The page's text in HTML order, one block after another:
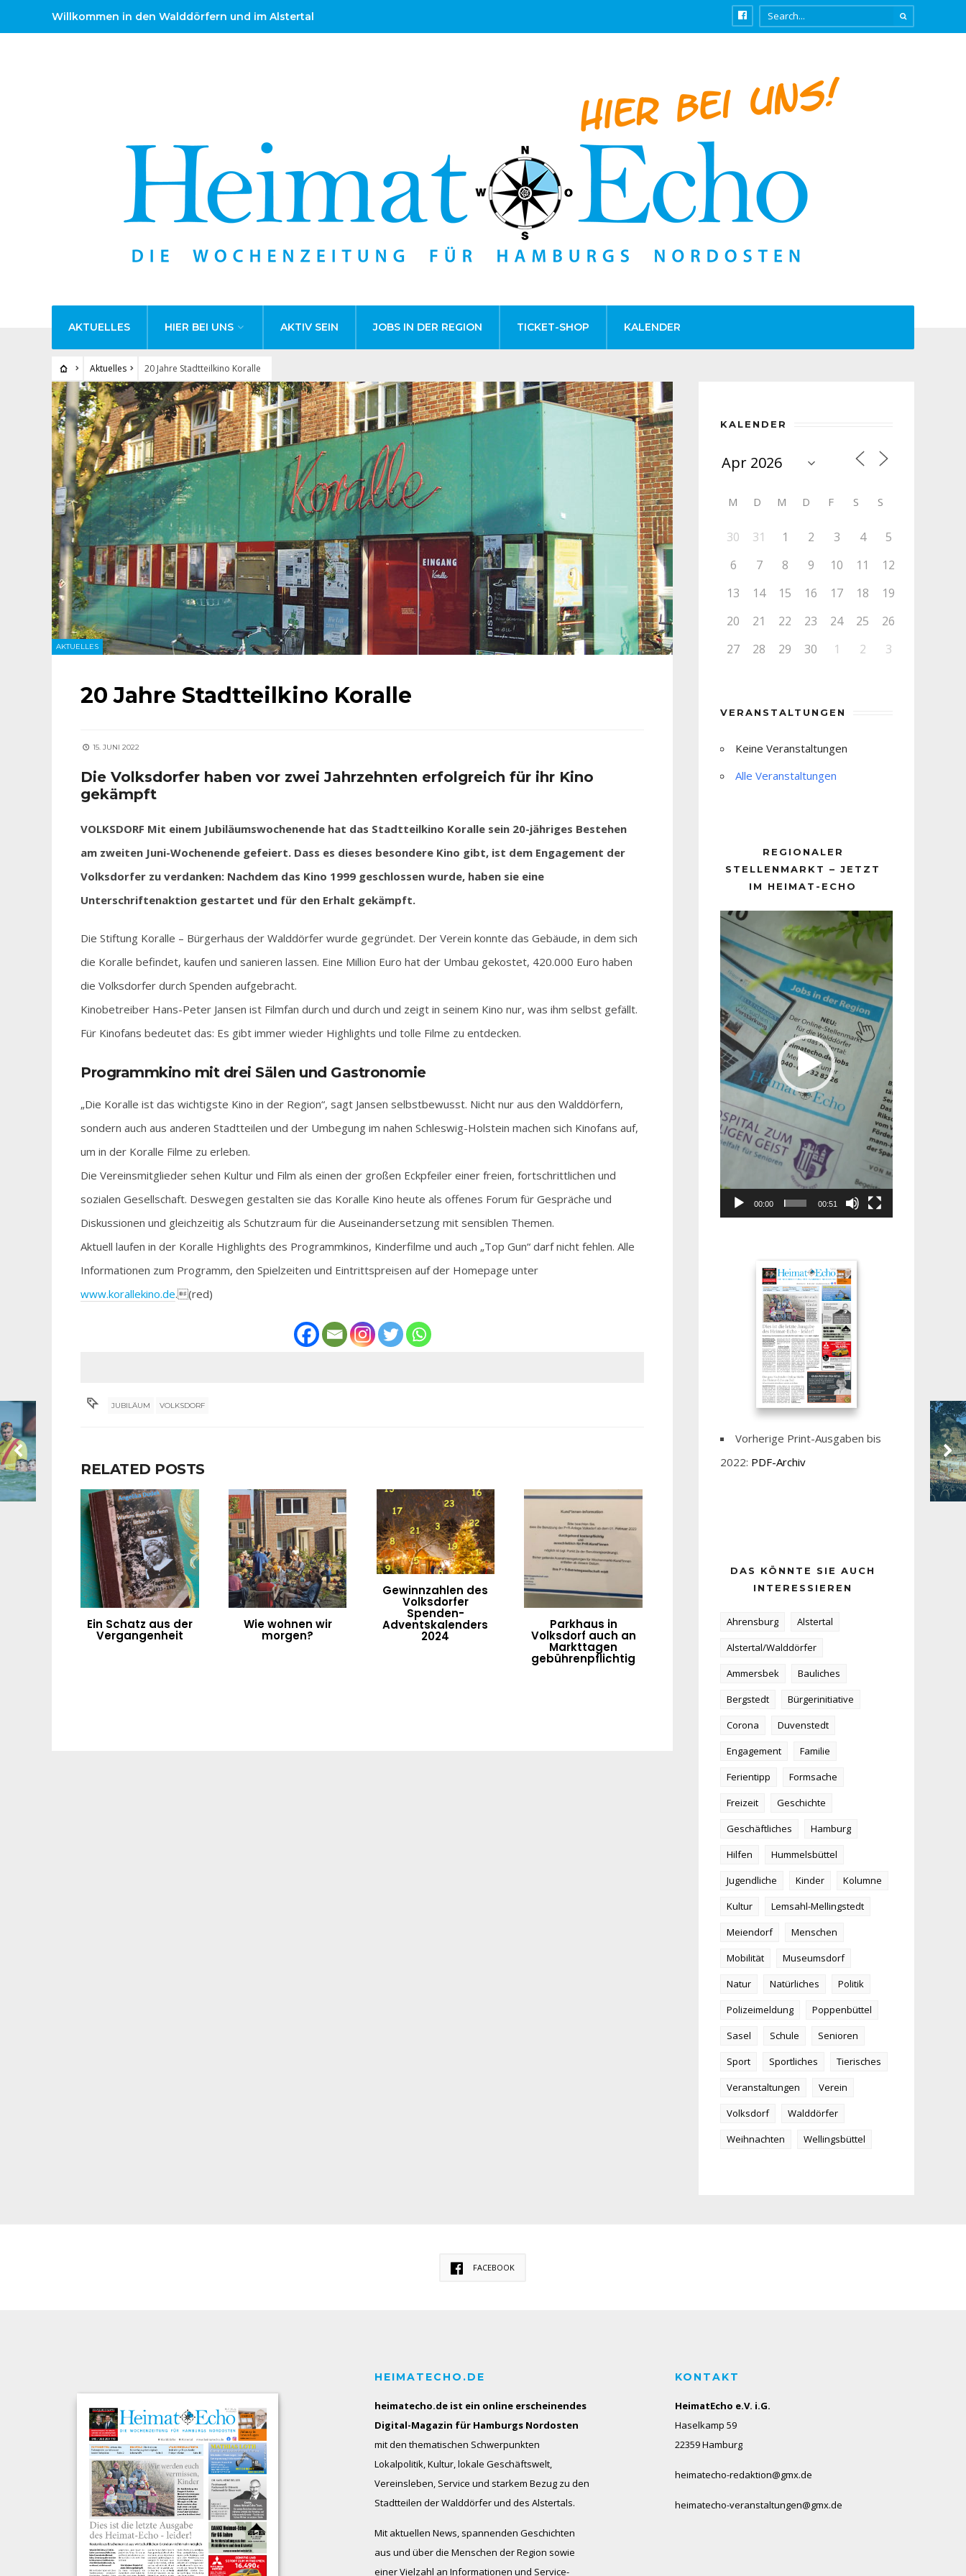
Willkommen in den Walddörfern und im Alstertal
AKTUELLES HIER BEI UNS AKTIV SEIN JOBS IN DER REGION TICKET-SHOP KALENDER
Aktuelles 20 Jahre Stadtteilkino Koralle
AKTUELLES
20 Jahre Stadtteilkino Koralle
15. JUNI 2022
Die Volksdorfer haben vor zwei Jahrzehnten erfolgreich für ihr Kino
gekämpft
VOLKSDORF Mit einem Jubiläumswochenende hat das Stadtteilkino Koralle sein 20-jähriges Bestehen
am zweiten Juni-Wochenende gefeiert. Dass es dieses besondere Kino gibt, ist dem Engagement der
Volksdorfer zu verdanken: Nachdem das Kino 1999 geschlossen wurde, haben sie eine
Unterschriftenaktion gestartet und für den Erhalt gekämpft.
Die Stiftung Koralle – Bürgerhaus der Walddörfer wurde gegründet. Der Verein konnte das Gebäude, in dem sich
die Koralle befindet, kaufen und sanieren lassen. Eine Million Euro hat der Umbau gekostet, 420.000 Euro haben
die Volksdorfer durch Spenden aufgebracht.
Kinobetreiber Hans-Peter Jansen ist Filmfan durch und durch und zeigt in seinem Kino nur, was ihm selbst gefällt.
Für Kinofans bedeutet das: Es gibt immer wieder Highlights und tolle Filme zu entdecken.
Programmkino mit drei Sälen und Gastronomie
„Die Koralle ist das wichtigste Kino in der Region“, sagt Jansen selbstbewusst. Nicht nur aus den Walddörfern,
sondern auch aus anderen Stadtteilen und der Umbegung im nahen Schleswig-Holstein machen sich Kinofans auf,
um in der Koralle Filme zu erleben.
Die Vereinsmitglieder sehen Kultur und Film als einen der großen Eckpfeiler einer freien, fortschrittlichen und
sozialen Gesellschaft. Deswegen gestalten sie das Koralle Kino heute als offenes Forum für Gespräche und
Diskussionen und gleichzeitig als Schutzraum für die Auseinandersetzung mit sensiblen Themen.
Aktuell laufen in der Koralle Highlights des Programmkinos, Kinderfilme und auch „Top Gun“ darf nicht fehlen. Alle
Informationen zum Programm, den Spielzeiten und Eintrittspreisen auf der Homepage unter
www.korallekino.de.(red)
JUBILÄUM VOLKSDORF
RELATED POSTS
Ein Schatz aus der
Vergangenheit
Wie wohnen wir
morgen?
Gewinnzahlen des
Volksdorfer
Spenden-
Adventskalenders
2024
Parkhaus in
Volksdorf auch an
Markttagen
gebührenpflichtig
KALENDER
M D M D F S S
30 31 1 2 3 4
5
6
7 8 9 10 11
12
13
14 15 16 17 18
19
20
21 22 23 24 25
26
27
28 29 30 1 2 3
VERANSTALTUNGEN
Keine Veranstaltungen
Alle Veranstaltungen
REGIONALER
STELLENMARKT – JETZT
IM HEIMAT-ECHO
Player
00:00 00:51
Vorherige Print-Ausgaben bis
2022: PDF-Archiv
DAS KÖNNTE SIE AUCH
INTERESSIEREN
Ahrensburg
Alstertal
Alstertal/Walddörfer
Ammersbek
Bauliches
Bergstedt
Bürgerinitiative
Corona
Duvenstedt
Engagement
Familie
Ferientipp
Formsache
Freizeit
Geschichte
Geschäftliches
Hamburg
Hilfen
Hummelsbüttel
Jugendliche
Kinder
Kolumne
Kultur
Lemsahl-Mellingstedt
Meiendorf
Menschen
Mobilität
Museumsdorf
Natur
Natürliches
Politik
Polizeimeldung
Poppenbüttel
Sasel
Schule
Senioren
Sport
Sportliches
Tierisches
Veranstaltungen
Verein
Volksdorf
Walddörfer
Weihnachten
Wellingsbüttel
FACEBOOK
HEIMATECHO.DE
heimatecho.de ist ein online erscheinendes
Digital-Magazin für Hamburgs Nordosten
mit den thematischen Schwerpunkten
Lokalpolitik, Kultur, lokale Geschäftswelt,
Vereinsleben, Service und starkem Bezug zu den
Stadtteilen der Walddörfer und des Alstertals.
Mit aktuellen News, spannenden Geschichten
aus und über die Menschen der Region sowie
einer Vielzahl an Informationen und Service-
KONTAKT
HeimatEcho e.V. i.G.
Haselkamp 59
22359 Hamburg
heimatecho-redaktion@gmx.de
heimatecho-veranstaltungen@gmx.de